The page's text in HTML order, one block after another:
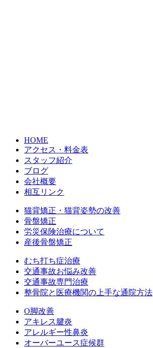
HOME
アクセス・料金表
スタッフ紹介
ブログ
会社概要
相互リンク
猫背矯正・猫背姿勢の改善
骨盤矯正
労災保険治療について
産後骨盤矯正
むち打ち症治療
交通事故お悩み改善
交通事故専門治療
整骨院と医療機関の上手な通院方法
O脚改善
アキレス腱炎
アレルギー性鼻炎
オーバーユース症候群